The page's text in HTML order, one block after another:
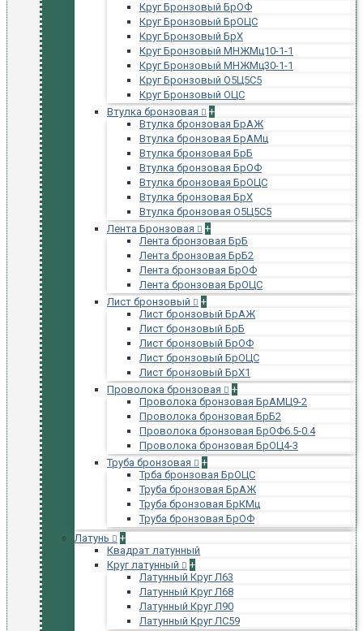
Круг Бронзовый БрОФ
Круг Бронзовый БрОЦС
Круг Бронзовый БрХ
Круг Бронзовый МНЖМц10-1-1
Круг Бронзовый МНЖМц30-1-1
Круг Бронзовый О5Ц5С5
Круг Бронзовый ОЦС
Втулка бронзовая
+
Втулка бронзовая БрАЖ
Втулка бронзовая БрАМц
Втулка бронзовая БрБ
Втулка бронзовая БрОФ
Втулка бронзовая БрОЦС
Втулка бронзовая БрХ
Втулка бронзовая О5Ц5С5
Лента Бронзовая
+
Лента бронзовая БрБ
Лента бронзовая БрБ2
Лента бронзовая БрОФ
Лента бронзовая БрОЦС
Лист бронзовый
+
Лист бронзовый БрАЖ
Лист бронзовый БрБ
Лист бронзовый БрОФ
Лист бронзовый БрОЦС
Лист бронзовый БрХ1
Проволока бронзовая
+
Проволока бронзовая БрАМЦ9-2
Проволока бронзовая БрБ2
Проволока бронзовая БрОФ6.5-0.4
Проволока бронзовая БрОЦ4-3
Труба бронзовая
+
Трба бронзовая БрОЦС
Труба бронзовая БрАЖ
Труба бронзовая БрКМц
Труба бронзовая БрОФ
Латунь
+
Квадрат латунный
Круг латунный
+
Латунный Круг Л63
Латунный Круг Л68
Латунный Круг Л90
Латунный Круг ЛС59